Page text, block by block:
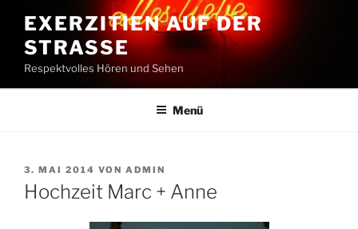
Inhalt
springen
EXERZITIEN AUF DER
STRASSE
Respektvolles Hören und Sehen
Menü
VERÖFFENTLICHT
AM
3. MAI 2014 VON ADMIN
Hochzeit Marc + Anne